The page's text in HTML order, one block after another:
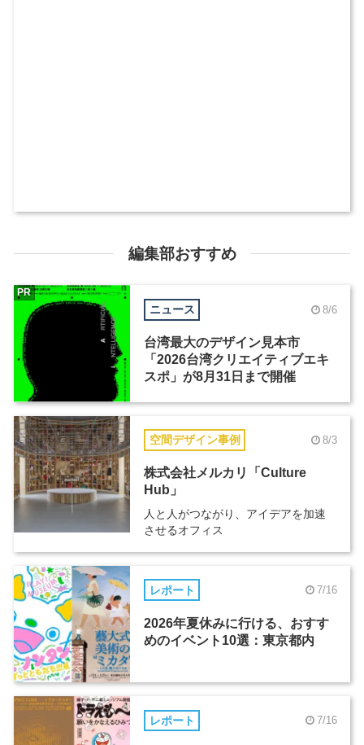
編集部おすすめ
ニュース 8/6
台湾最大のデザイン見本市
「2026台湾クリエイティブエキ
スポ」が8月31日まで開催
PR
空間デザイン事例 8/3
株式会社メルカリ「Culture
Hub」
人と人がつながり、アイデアを加速
させるオフィス
レポート 7/16
2026年夏休みに行ける、おすす
めのイベント10選：東京都内
レポート 7/16